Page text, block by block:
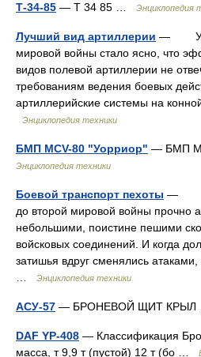
Т-34-85 — Т 34 85 … Энциклопедия
Лучший вид артиллерии — Уже
мировой войны стало ясно, что
видов полевой артиллерии не
требованиям ведения боевых
артиллерийские системы на
Энциклопедия техники
БМП MCV-80 "Уорриор" — БМП
Энциклопедия техники
Боевой транспорт пехоты —
до второй мировой войны прочно
небольшими, поистине пешими
войсковых соединений. И когда
затишья вдруг сменялись
Энциклопедия техники
АСУ-57 — БРОНЕВОЙ ЩИТ
DAF YP-408 — Классификация
масса, т 9,9 т (пустой) 12 т (бо …